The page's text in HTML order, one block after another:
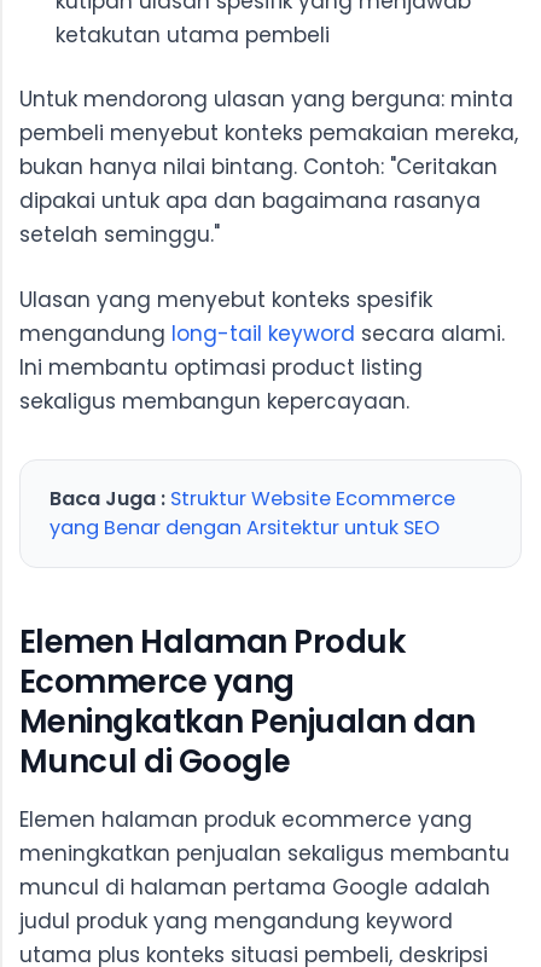
ketakutan utama pembeli
Untuk mendorong ulasan yang berguna: minta
pembeli menyebut konteks pemakaian mereka,
bukan hanya nilai bintang. Contoh: "Ceritakan
dipakai untuk apa dan bagaimana rasanya
setelah seminggu."
Ulasan yang menyebut konteks spesifik
mengandung long-tail keyword secara alami.
Ini membantu optimasi product listing
sekaligus membangun kepercayaan.
Baca Juga : Struktur Website Ecommerce
yang Benar dengan Arsitektur untuk SEO
Elemen Halaman Produk
Ecommerce yang
Meningkatkan Penjualan dan
Muncul di Google
Elemen halaman produk ecommerce yang
meningkatkan penjualan sekaligus membantu
muncul di halaman pertama Google adalah
judul produk yang mengandung keyword
utama plus konteks situasi pembeli, deskripsi